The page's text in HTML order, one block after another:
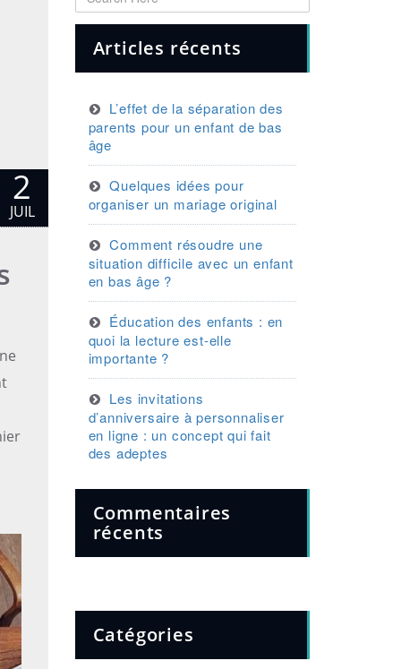
2
JUIL
Articles récents
L’effet de la séparation des
parents pour un enfant de bas
âge
Quelques idées pour
organiser un mariage original
Comment résoudre une
situation difficile avec un enfant
en bas âge ?
Éducation des enfants : en
quoi la lecture est-elle
importante ?
Les invitations
d’anniversaire à personnaliser
en ligne : un concept qui fait
des adeptes
Commentaires
récents
Catégories